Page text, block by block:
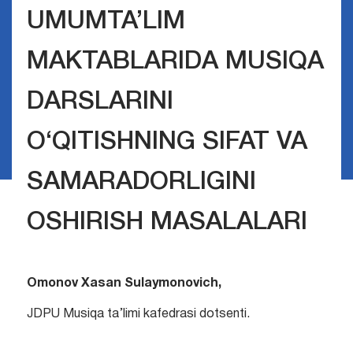
UMUMTA’LIM
MAKTABLARIDA MUSIQA
DARSLARINI
O‘QITISHNING SIFAT VA
SAMARADORLIGINI
OSHIRISH MASALALARI
Omonov Xasan Sulaymonovich,
JDPU Musiqa ta’limi kafedrasi dotsenti.